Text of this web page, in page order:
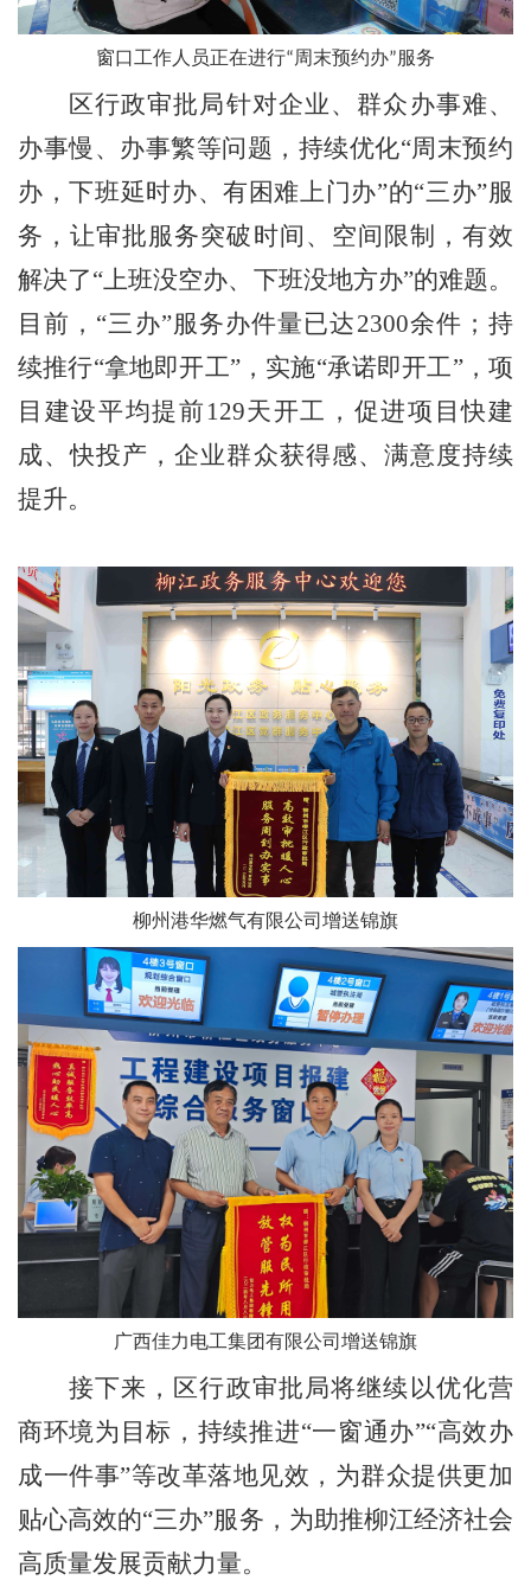
窗口工作人员正在进行“周末预约办”服务
区行政审批局针对企业、群众办事难、
办事慢、办事繁等问题，持续优化“周末预约
办，下班延时办、有困难上门办”的“三办”服
务，让审批服务突破时间、空间限制，有效
解决了“上班没空办、下班没地方办”的难题。
目前， “三办”服务办件量已达2300余件；持
续推行“拿地即开工”，实施“承诺即开工”，项
目建设平均提前 129天开工，促进项目快建
成、快投产，企业群众获得感、满意度持续
提升。
柳州港华燃气有限公司增送锦旗
广西佳力电工集团有限公司增送锦旗
接下来，区行政审批局将继续以优化营
商环境为目标，持续推进“一窗通办”“高效办
成一件事”等改革落地见效，为群众提供更加
贴心高效的“三办”服务，为助推柳江经济社会
高质量发展贡献力量。